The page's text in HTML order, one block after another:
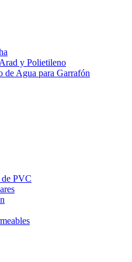
y Polietileno
de Agua para Garrafón
de PVC